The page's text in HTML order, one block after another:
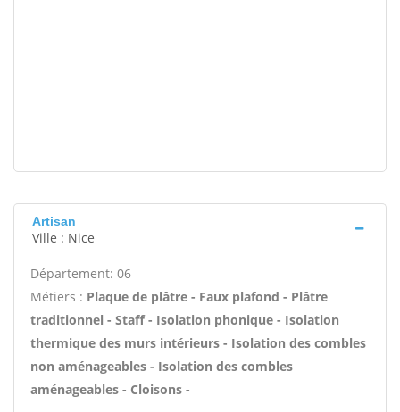
Artisan
Ville : Nice
Département: 06
Métiers : Plaque de plâtre - Faux plafond - Plâtre
traditionnel - Staff - Isolation phonique - Isolation
thermique des murs intérieurs - Isolation des combles
non aménageables - Isolation des combles
aménageables - Cloisons -